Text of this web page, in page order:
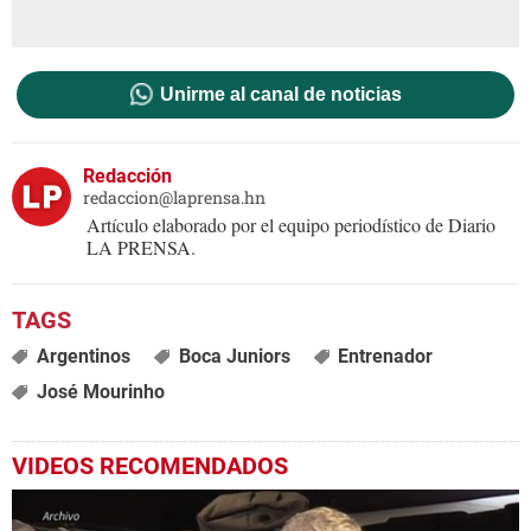
Unirme al canal de noticias
Redacción
redaccion@laprensa.hn
Artículo elaborado por el equipo periodístico de Diario
LA PRENSA.
Argentinos Boca Juniors
Entrenador
José Mourinho
VIDEOS RECOMENDADOS